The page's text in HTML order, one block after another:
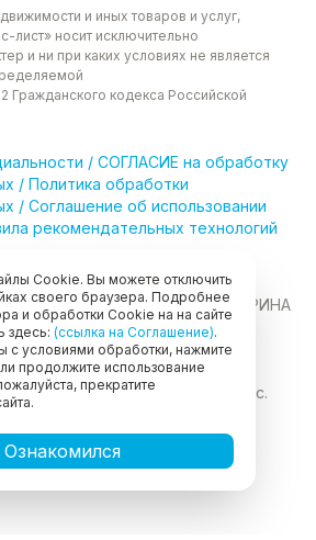
и иных товаров и услуг,
лист» носит исключительно
и ни при каких условиях не является
Гражданского кодекса Российской
/ СОГЛАСИЕ на обработку
/ Политика обработки
/ Соглашение об использовании
рекомендательных технологий
КОЛОМАСОВА ИРИНА
022403630403 ОГРНИП
Иглинский район, с.
9
Уфа, ул. Мустая Карима, д.6
Cookie. Вы можете отключить
своего браузера. Подробнее
и обработки Cookie на на сайте
здесь: (ссылка на Соглашение).
с условиями обработки, нажмите
продолжите использование
прекратите
Ознакомился